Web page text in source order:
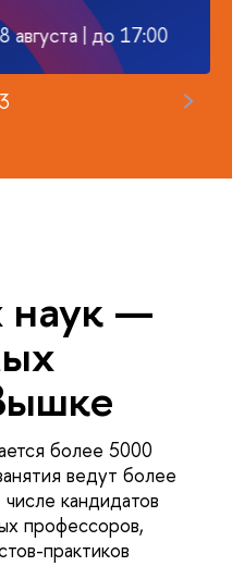
августа | до 17:00
3
наук —
более 5000
ведут более
кандидатов
профессоров,
практиков